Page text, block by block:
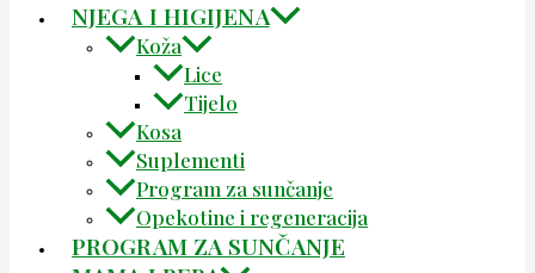
NJEGA I HIGIJENA
Koža
Lice
Tijelo
Kosa
Suplementi
Program za sunčanje
Opekotine i regeneracija
PROGRAM ZA SUNČANJE